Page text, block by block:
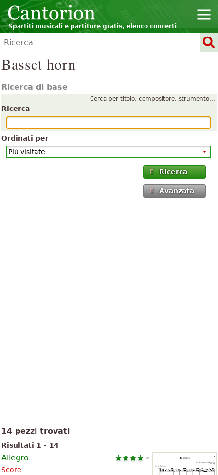
Spartiti musicali e partiture gratis, elenco concerti
Basset horn
Ricerca di base
Cerca per titolo, compositore, strumento...
Ricerca
Ordinati per
Ricerca
Avanzata
14 pezzi trovati
Risultati 1 - 14
Allegro
Score